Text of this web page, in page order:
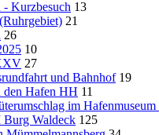
Kurzbesuch 13
21
26
10
27
und Bahnhof 19
den Hafen HH 11
im
Waldeck 125